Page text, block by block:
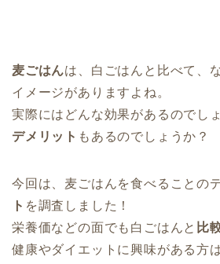
麦ごはんは、白ごはんと比べて、
イメージがありますよね。
実際にはどんな効果があるのでし
デメリット もあるのでしょうか？
今回は、麦ごはんを食べることの
ト を調査しました！
栄養価などの面でも白ごはんと 比
健康やダイエットに興味がある方